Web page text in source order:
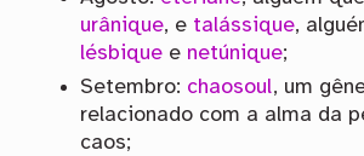
urânique, etalássique,
lésbiquee netúnique;
Setembro: chaosoul, um
relacionado com a alma da
caos;